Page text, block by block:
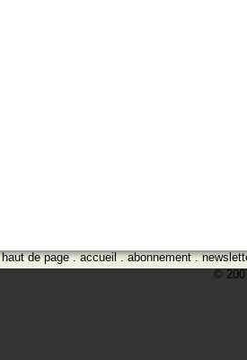
haut de page.accueil.abonnement.
©